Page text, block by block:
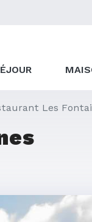
Les